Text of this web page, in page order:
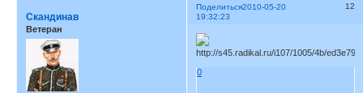
Поделиться 12
2010-05-20
19:32:23
Скандинав
Ветеран
0